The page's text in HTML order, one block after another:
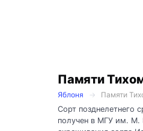
Памяти
Яблоня
Памяти
Сорт позднелетнего
получен в МГУ им. М.